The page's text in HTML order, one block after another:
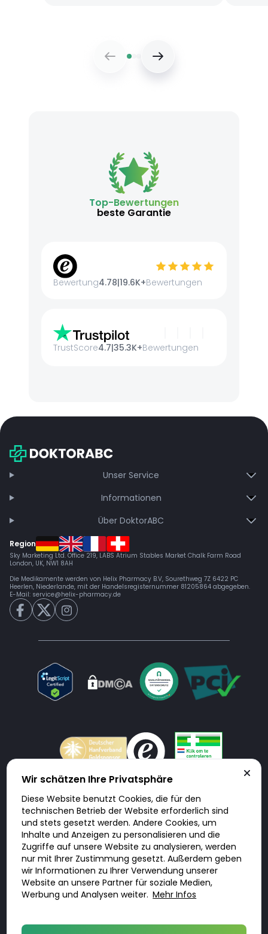
Top-Bewertungen
beste Garantie
Bewertung4.78|19.6K+Bewertungen
TrustScore4.7|35.3K+Bewertungen
Unser Service
Informationen
Über DoktorABC
Region
Sky Marketing Ltd. Office 219, LABS Atrium Stables Market Chalk Farm Road
London, UK, NW1 8AH
Die Medikamente werden von Helix Pharmacy B.V, Sourethweg 7Z 6422 PC
Heerlen, Niederlande, mit der Handelsregisternummer 81205864 abgegeben.
E-Mail: service@helix-pharmacy.de
Doktorabc.com ist eine Vermittlungsplattform. Doktorabc ist ausdrücklich
keine Internetapotheke. Doktorabc bietet keine Medikamente oder
sonstige Produkte an oder liefert diese. Jegliche Informationen zu
Produkten, Medikamenten und Preisen auf der Internetseite beinhalten
kein Angebot von Doktorabc an Sie. Für die Einhaltung der in Ihrem Land
geltenden Gesetze und sonstigen Rechtsvorschriften sind Sie als Nutzer
selbst verantwortlich. Die Nutzung unseres Services auf Doktorabc durch
Sie erfolgt auf eigenes Risiko und in eigener Verantwortung. Sie erklären,
diese Internetseite aus eigener Initiative zu besuchen und zu nutzen.
Wir schätzen Ihre Privatsphäre
Diese Website benutzt Cookies, die für den
technischen Betrieb der Website erforderlich sind
und stets gesetzt werden. Andere Cookies, um
Inhalte und Anzeigen zu personalisieren und die
Zugriffe auf unsere Website zu analysieren, werden
nur mit Ihrer Zustimmung gesetzt. Außerdem geben
wir Informationen zu Ihrer Verwendung unserer
Website an unsere Partner für soziale Medien,
Werbung und Analysen weiter. Mehr Infos